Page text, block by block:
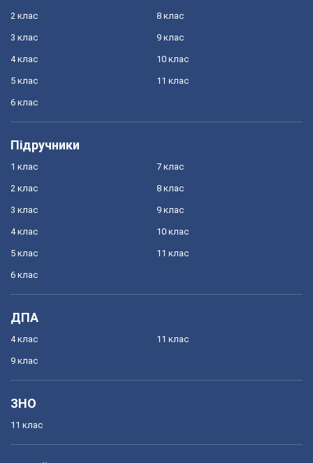
2 клас
3 клас
4 клас
5 клас
6 клас
8 клас
9 клас
10 клас
11 клас
Підручники
1 клас
2 клас
3 клас
4 клас
5 клас
6 клас
7 клас
8 клас
9 клас
10 клас
11 клас
ДПА
4 клас
9 клас
11 клас
ЗНО
11 клас